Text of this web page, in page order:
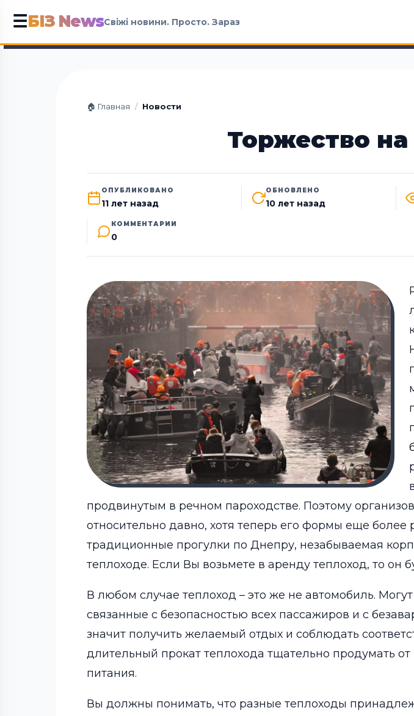
☰БІЗ NewsСвіжі новини. Просто. Зараз
🏠 Главная / Новости
Торжество
ОПУБЛИКОВАНО
11 лет назад
ОБНОВЛЕНО
10 лет назад
КОММЕНТАРИИ
0
продвинутым в речном пароходстве. Поэтому
относительно давно, хотя теперь его формы еще более
традиционные прогулки по Днепру, незабываемая
теплоходе. Если Вы возьмете в аренду теплоход, то он
В любом случае теплоход – это же не автомобиль.
связанные с безопасностью всех пассажиров и с
значит получить желаемый отдых и соблюдать
длительный прокат теплохода тщательно продумать
питания.
Вы должны понимать, что разные теплоходы